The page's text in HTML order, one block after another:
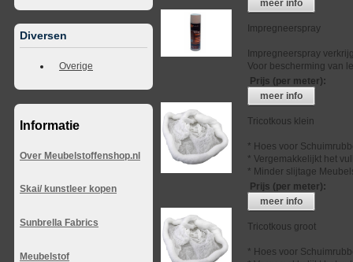
Diversen
Overige
Informatie
Over Meubelstoffenshop.nl
Skai/ kunstleer kopen
Sunbrella Fabrics
Meubelstof
meer info
Impregneerspray
Impregneerspray
Voor bescherming van
Prijs (per meter):
meer info
Tricotkous klein
* Hoes voor
* Vergemakkelijkt het
* Minder slijtage
Prijs (per meter):
meer info
Tricotkous groot
* Hoes voor